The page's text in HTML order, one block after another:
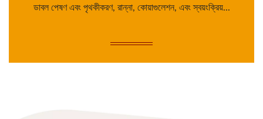
ডাবল পেষণ এবং পৃথকীকরণ, রান্না, কোয়াগুলেশন, এবং স্বয়ংক্রিয়...